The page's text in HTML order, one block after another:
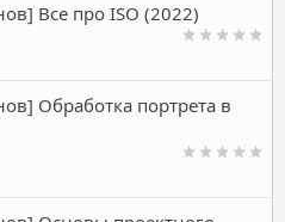
Все про ISO (2022)
Обработка портрета в